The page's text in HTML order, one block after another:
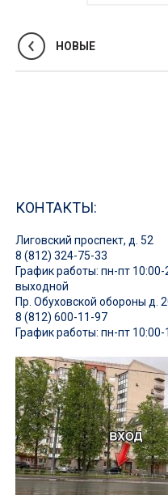
НОВЫЕ
КОНТАКТЫ:
Лиговский проспект, д. 52
8 (812) 324-75-33
График работы: пн-пт
выходной
Пр. Обуховской обороны д.
8 (812) 600-11-97
График работы: пн-пт 10:00-